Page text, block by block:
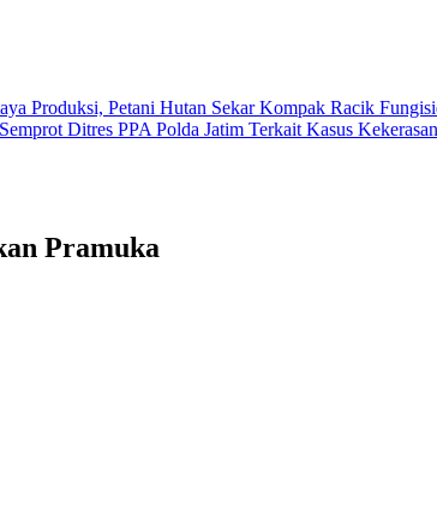
Produksi, Petani Hutan Sekar Kompak Racik
Ditres PPA Polda Jatim Terkait Kasus
Pramuka